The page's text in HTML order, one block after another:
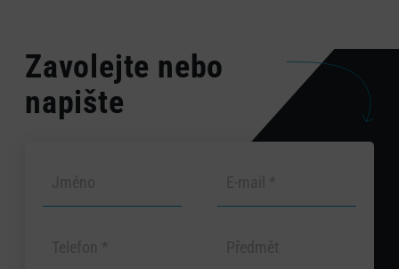
Zavolejte nebo
napište